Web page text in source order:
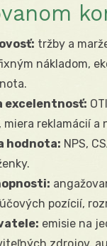
tržby a
nákladom,
excelentnosť:
miera reklamácií a
hodnota: NPS,
pozícií,
emisie na